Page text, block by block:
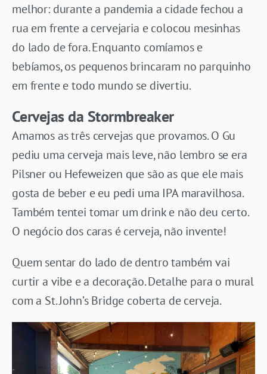
melhor: durante a pandemia a cidade fechou a
rua em frente a cervejaria e colocou mesinhas
do lado de fora. Enquanto comíamos e
bebíamos, os pequenos brincaram no parquinho
em frente e todo mundo se divertiu.
Cervejas da Stormbreaker
Amamos as três cervejas que provamos. O Gu
pediu uma cerveja mais leve, não lembro se era
Pilsner ou Hefeweizen que são as que ele mais
gosta de beber e eu pedi uma IPA maravilhosa.
Também tentei tomar um drink e não deu certo.
O negócio dos caras é cerveja, não invente!
Quem sentar do lado de dentro também vai
curtir a vibe e a decoração. Detalhe para o mural
com a St. John’s Bridge coberta de cerveja.